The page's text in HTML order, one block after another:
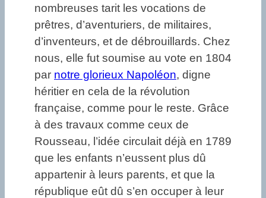
nombreuses tarit les vocations de
prêtres, d’aventuriers, de militaires,
d’inventeurs, et de débrouillards. Chez
nous, elle fut soumise au vote en 1804
par notre glorieux Napoléon, digne
héritier en cela de la révolution
française, comme pour le reste. Grâce
à des travaux comme ceux de
Rousseau, l’idée circulait déjà en 1789
que les enfants n’eussent plus dû
appartenir à leurs parents, et que la
république eût dû s’en occuper à leur